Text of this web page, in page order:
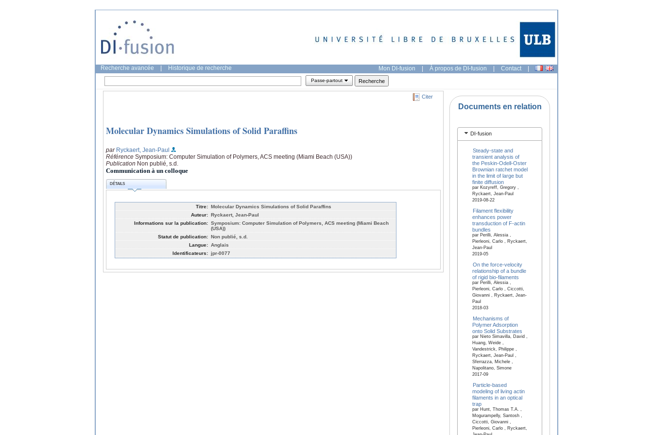
Recherche avancée Historique de recherche Mon DI-fusion | À propos de DI-fusion | Contact |
Passe-partout
Citer
Molecular Dynamics Simulations of Solid Paraffins
par Ryckaert, Jean-Paul
Référence Symposium: Computer Simulation of Polymers, ACS meeting (Miami Beach (USA))
Publication Non publié, s.d.
Communication à un colloque
DÉTAILS
Titre: Molecular Dynamics Simulations of Solid Paraffins
Auteur: Ryckaert, Jean-Paul
Informations sur la publication: Symposium: Computer Simulation of Polymers, ACS meeting (Miami Beach
(USA))
Statut de publication: Non publié, s.d.
Langue: Anglais
Identificateurs: jpr-0077
Documents en relation
DI-fusion
Steady-state and
transient analysis of
the Peskin-Odell-Oster
Brownian ratchet model
in the limit of large but
finite diffusion
par Kozyreff, Gregory ,
Ryckaert, Jean-Paul
2019-08-22
Filament flexibility
enhances power
transduction of F-actin
bundles
par Perilli, Alessia ,
Pierleoni, Carlo , Ryckaert,
Jean-Paul
2019-05
On the force-velocity
relationship of a bundle
of rigid bio-filaments
par Perilli, Alessia ,
Pierleoni, Carlo , Ciccotti,
Giovanni , Ryckaert, Jean-
Paul
2018-03
Mechanisms of
Polymer Adsorption
onto Solid Substrates
par Nieto Simavilla, David ,
Huang, Weide ,
Vandestrick, Philippe ,
Ryckaert, Jean-Paul ,
Sferrazza, Michele ,
Napolitano, Simone
2017-09
Particle-based
modeling of living actin
filaments in an optical
trap
par Hunt, Thomas T.A. ,
Mogurampelly, Santosh ,
Ciccotti, Giovanni ,
Pierleoni, Carlo , Ryckaert,